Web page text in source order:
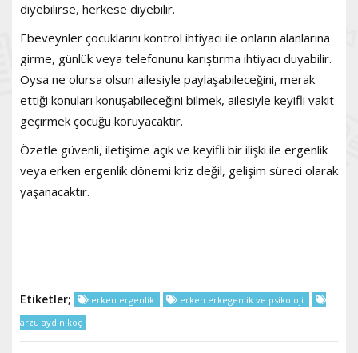
diyebilirse, herkese diyebilir.
Ebeveynler çocuklarını kontrol ihtiyacı ile onların alanlarına
girme, günlük veya telefonunu karıştırma ihtiyacı duyabilir.
Oysa ne olursa olsun ailesiyle paylaşabileceğini, merak
ettiği konuları konuşabileceğini bilmek, ailesiyle keyifli vakit
geçirmek çocuğu koruyacaktır.
Özetle güvenli, iletişime açık ve keyifli bir ilişki ile ergenlik
veya erken ergenlik dönemi kriz değil, gelişim süreci olarak
yaşanacaktır.
Etiketler; erken ergenlik
erken erkegenlik ve psikoloji
arzu aydın koç